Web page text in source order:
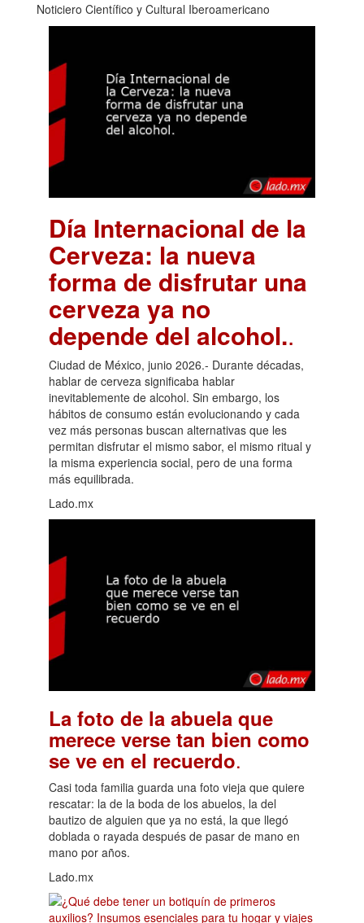
Noticiero Científico y Cultural Iberoamericano
Día Internacional de la
Cerveza: la nueva
forma de disfrutar una
cerveza ya no
depende del alcohol..
Ciudad de México, junio 2026.- Durante décadas,
hablar de cerveza significaba hablar
inevitablemente de alcohol. Sin embargo, los
hábitos de consumo están evolucionando y cada
vez más personas buscan alternativas que les
permitan disfrutar el mismo sabor, el mismo ritual y
la misma experiencia social, pero de una forma
más equilibrada.
Lado.mx
La foto de la abuela que
merece verse tan bien como
se ve en el recuerdo.
Casi toda familia guarda una foto vieja que quiere
rescatar: la de la boda de los abuelos, la del
bautizo de alguien que ya no está, la que llegó
doblada o rayada después de pasar de mano en
mano por años.
Lado.mx